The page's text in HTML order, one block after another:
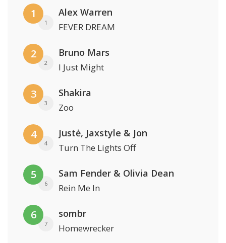
1
1
Alex Warren
FEVER DREAM
2
2
Bruno Mars
I Just Might
3
3
Shakira
Zoo
4
4
Justė, Jaxstyle & Jon
Turn The Lights Off
5
6
Sam Fender & Olivia Dean
Rein Me In
6
7
sombr
Homewrecker